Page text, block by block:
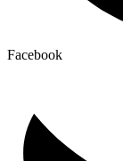
Facebook